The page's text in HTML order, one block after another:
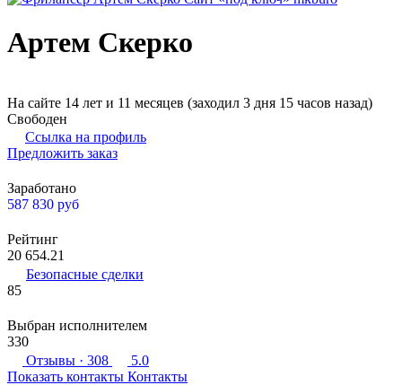
Артем Скерко
На сайте 14 лет и 11 месяцев (заходил 3 дня 15 часов назад)
Свободен
Ссылка на профиль
Предложить заказ
Заработано
587 830 руб
Рейтинг
20 654.21
Безопасные сделки
85
Выбран исполнителем
330
Отзывы · 308
5.0
Показать контакты Контакты